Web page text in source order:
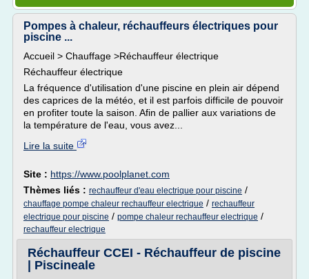
Pompes à chaleur, réchauffeurs électriques pour
piscine ...
Accueil > Chauffage >Réchauffeur électrique
Réchauffeur électrique
La fréquence d'utilisation d'une piscine en plein air dépend
des caprices de la météo, et il est parfois difficile de pouvoir
en profiter toute la saison. Afin de pallier aux variations de
la température de l'eau, vous avez...
Lire la suite
Site : https://www.poolplanet.com
Thèmes liés : rechauffeur d'eau electrique pour piscine /
chauffage pompe chaleur rechauffeur electrique / rechauffeur
electrique pour piscine / pompe chaleur rechauffeur electrique /
rechauffeur electrique
Réchauffeur CCEI - Réchauffeur de piscine
| Piscineale